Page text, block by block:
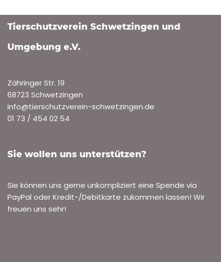
Tierschutzverein Schwetzingen und
Umgebung e.V.
Zähringer Str. 19
68723 Schwetzingen
info@tierschutzverein-schwetzingen.de
01 73 / 454 02 54
Sie wollen uns unterstützen?
Sie können uns gerne unkompliziert eine Spende via
PayPal oder Kredit-/Debitkarte zukommen lassen! Wir
freuen uns sehr!